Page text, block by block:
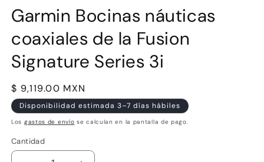
Garmin Bocinas náuticas
coaxiales de la Fusion
Signature Series 3i
Precio
habitual
$ 9,119.00 MXN
Disponibilidad estimada 3–7 días hábiles
Los gastos de envío se calculan en la pantalla de pago.
Cantidad